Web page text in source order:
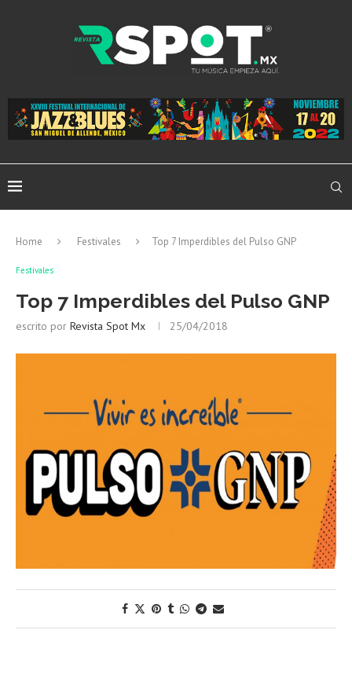
Home Festivales Top 7 Imperdibles del Pulso GNP
Festivales
Top 7 Imperdibles del Pulso GNP
escrito por Revista Spot Mx 25/04/2018